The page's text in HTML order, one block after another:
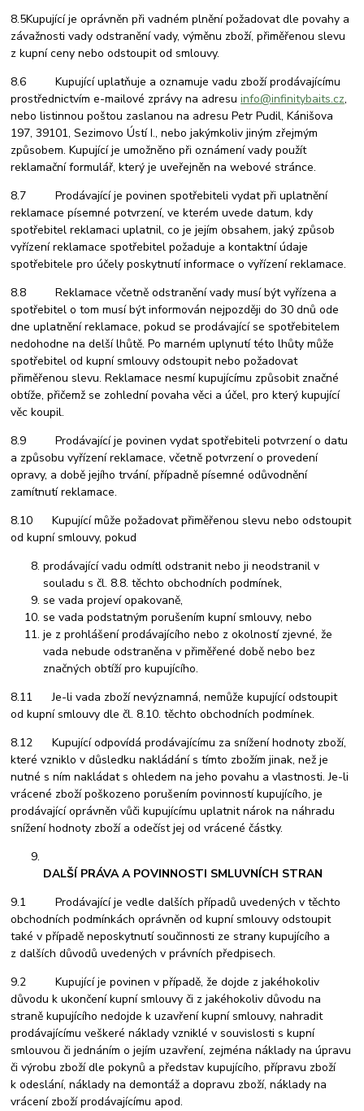
8.5Kupující je oprávněn při vadném plnění požadovat dle povahy a
závažnosti vady odstranění vady, výměnu zboží, přiměřenou slevu
z kupní ceny nebo odstoupit od smlouvy.
8.6 Kupující uplatňuje a oznamuje vadu zboží prodávajícímu
prostřednictvím e-mailové zprávy na adresuinfo@infinitybaits.cz,
nebo listinnou poštou zaslanou na adresu Petr Pudil, Kánišova
197, 39101, Sezimovo Ústí I., nebo jakýmkoliv jiným zřejmým
způsobem. Kupující je umožněno při oznámení vady použít
reklamační formulář, který je uveřejněn na webové stránce.
8.7 Prodávající je povinen spotřebiteli vydat při uplatnění
reklamace písemné potvrzení, ve kterém uvede datum, kdy
spotřebitel reklamaci uplatnil, co je jejím obsahem, jaký způsob
vyřízení reklamace spotřebitel požaduje a kontaktní údaje
spotřebitele pro účely poskytnutí informace o vyřízení reklamace.
8.8 Reklamace včetně odstranění vady musí být vyřízena a
spotřebitel o tom musí být informován nejpozději do 30 dnů ode
dne uplatnění reklamace, pokud se prodávající se spotřebitelem
nedohodne na delší lhůtě. Po marném uplynutí této lhůty může
spotřebitel od kupní smlouvy odstoupit nebo požadovat
přiměřenou slevu. Reklamace nesmí kupujícímu způsobit značné
obtíže, přičemž se zohlední povaha věci a účel, pro který kupující
věc koupil.
8.9 Prodávající je povinen vydat spotřebiteli potvrzení o datu
a způsobu vyřízení reklamace, včetně potvrzení o provedení
opravy, a době jejího trvání, případně písemné odůvodnění
zamítnutí reklamace.
8.10 Kupující může požadovat přiměřenou slevu nebo odstoupit
od kupní smlouvy, pokud
prodávající vadu odmítl odstranit nebo ji neodstranil v
souladu s čl. 8.8. těchto obchodních podmínek,
se vada projeví opakovaně,
se vada podstatným porušením kupní smlouvy, nebo
je z prohlášení prodávajícího nebo z okolností zjevné, že
vada nebude odstraněna v přiměřené době nebo bez
značných obtíží pro kupujícího.
8.11 Je-li vada zboží nevýznamná, nemůže kupující odstoupit
od kupní smlouvy dle čl. 8.10. těchto obchodních podmínek.
8.12 Kupující odpovídá prodávajícímu za snížení hodnoty zboží,
které vzniklo v důsledku nakládání s tímto zbožím jinak, než je
nutné s ním nakládat s ohledem na jeho povahu a vlastnosti. Je-li
vrácené zboží poškozeno porušením povinností kupujícího, je
prodávající oprávněn vůči kupujícímu uplatnit nárok na náhradu
snížení hodnoty zboží a odečíst jej od vrácené částky.
DALŠÍ PRÁVA A POVINNOSTI SMLUVNÍCH STRAN
9.1
Prodávající je vedle dalších případů uvedených v těchto
obchodních podmínkách oprávněn od kupní smlouvy odstoupit
také v případě neposkytnutí součinnosti ze strany kupujícího a
z dalších důvodů uvedených v právních předpisech.
9.2 Kupující je povinen v případě, že dojde z jakéhokoliv
důvodu k ukončení kupní smlouvy či z jakéhokoliv důvodu na
straně kupujícího nedojde k uzavření kupní smlouvy, nahradit
prodávajícímu veškeré náklady vzniklé v souvislosti s kupní
smlouvou či jednáním o jejím uzavření, zejména náklady na úpravu
či výrobu zboží dle pokynů a představ kupujícího, přípravu zboží
k odeslání, náklady na demontáž a dopravu zboží, náklady na
vrácení zboží prodávajícímu apod.